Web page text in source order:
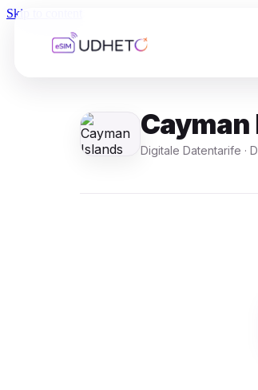
Skip to content
Cayman
Digitale Datentarife ·